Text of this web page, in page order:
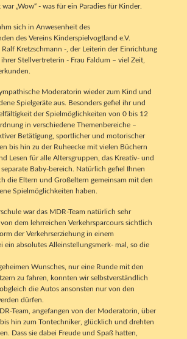
„Wow“ - was für ein Paradies für Kinder.
sich in Anwesenheit des
des Vereins Kinderspielvogtland e.V.
Kretzschmann -, der Leiterin der Einrichtung
Stellvertreterin - Frau Faldum – viel Zeit,
Moderatorin wieder zum Kind und
Spielgeräte aus. Besonders gefiel ihr und
der Spielmöglichkeiten von 0 bis 12
in verschiedene Themenbereiche –
Betätigung, sportlicher und motorischer
bis hin zu der Ruheecke mit vielen Büchern
Lesen für alle Altersgruppen, das Kreativ- und
Baby-bereich. Natürlich gefiel Ihnen
die Eltern und Großeltern gemeinsam mit den
Spielmöglichkeiten haben.
war das MDR-Team natürlich sehr
dem lehrreichen Verkehrsparcours sichtlich
der Verkehrserziehung in einem
ein absolutes Alleinstellungsmerk- mal, so die
Wunsches, nur eine Runde mit den
zu fahren, konnten wir selbstverständlich
die Autos ansonsten nur von den
dürfen.
Team, angefangen von der Moderatorin, über
hin zum Tontechniker, glücklich und drehten
Dass sie dabei Freude und Spaß hatten,